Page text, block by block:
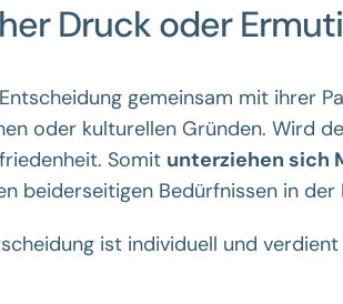
Druck oder
gemeinsam mit ihrer
oder kulturellen Gründen. Wird
Somit unterziehen sich
beiderseitigen Bedürfnissen in
ist individuell und